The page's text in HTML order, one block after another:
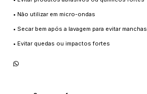
• Não utilizar em micro-ondas
• Secar bem após a lavagem para evitar manchas
• Evitar quedas ou impactos fortes